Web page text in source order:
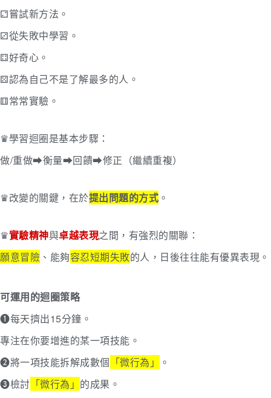
⚁嘗試新方法。
⚂從失敗中學習。
⚃好奇心。
⚄認為自己不是了解最多的人。
⚅常常實驗。
♛學習迴圈是基本步驟：
做/重做➡︎衡量➡︎回饋➡︎修正（繼續重複）
♛改變的關鍵，在於提出問題的方式 。
♛實驗精神與卓越表現之間，有強烈的關聯：
願意冒險 、能夠容忍短期失敗的人，日後往往能有優異表現。
可運用的迴圈策略
➊每天擠出15分鐘。
專注在你要增進的某一項技能。
➋將一項技能拆解成數個 「微行為」
。
➌檢討 「微行為」 的成果。